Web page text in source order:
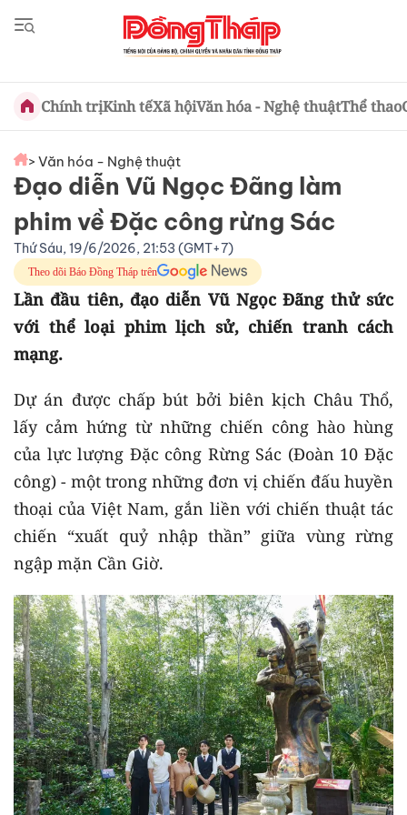
Chính trịKinh tếXã hộiVăn hóa - Nghệ thuậtThể thao
> Văn hóa - Nghệ thuật
Đạo diễn Vũ Ngọc Đãng làm
phim về Đặc công rừng Sác
Thứ Sáu, 19/6/2026, 21:53 (GMT+7)
Theo dõi Báo Đồng Tháp trên
Lần đầu tiên, đạo diễn Vũ Ngọc Đãng thử sức
với thể loại phim lịch sử, chiến tranh cách
mạng.
Dự án được chấp bút bởi biên kịch Châu Thổ,
lấy cảm hứng từ những chiến công hào hùng
của lực lượng Đặc công Rừng Sác (Đoàn 10 Đặc
công) - một trong những đơn vị chiến đấu huyền
thoại của Việt Nam, gắn liền với chiến thuật tác
chiến “xuất quỷ nhập thần” giữa vùng rừng
ngập mặn Cần Giờ.